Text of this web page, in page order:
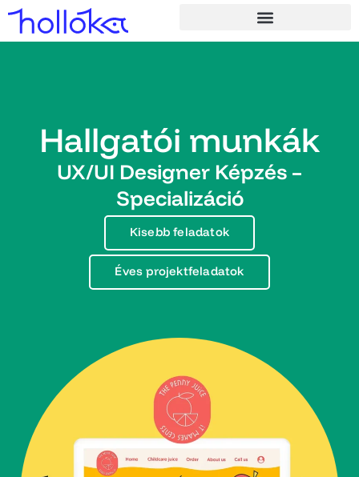
Hallgatói munkák
UX/UI Designer Képzés –
Specializáció
Kisebb feladatok
Éves projektfeladatok